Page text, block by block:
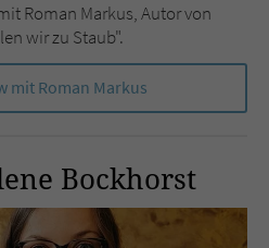
Roman Markus, Autor von
wir zu Staub".
mit Roman Markus
Bockhorst